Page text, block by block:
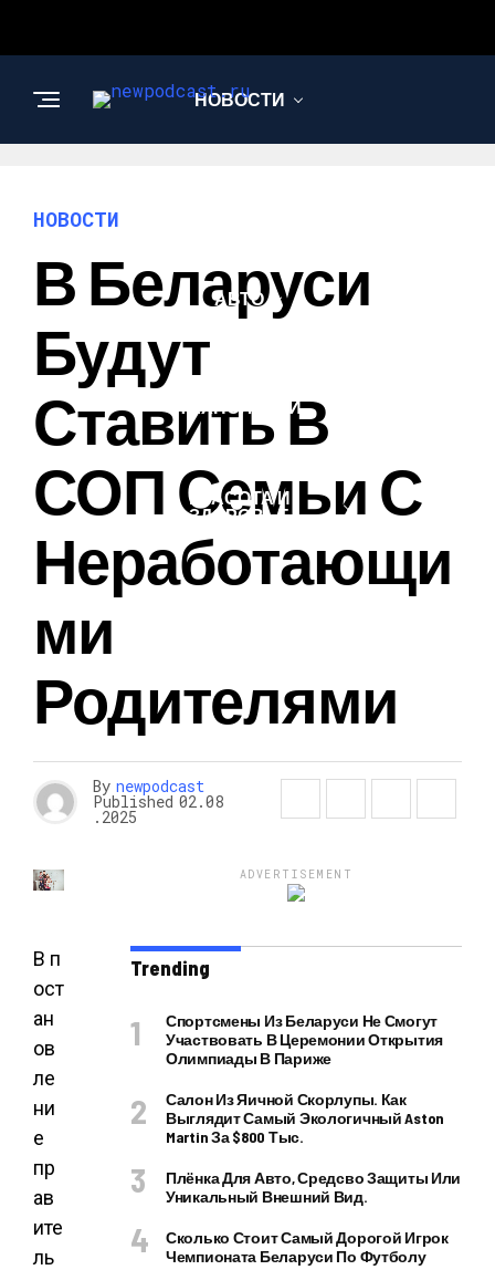
НОВОСТИ
АВТО
ТЕХНОЛОГИИ
КРАСОТА И
ЗДОРОВЬЕ
НОВОСТИ
В Беларуси
Будут
Ставить В
СОП Семьи С
Неработающи
Ми
Родителями
By newpodcast
Published 02.08
.2025
В п
ост
ан
ов
ле
ни
е
пр
ав
ите
ль
ADVERTISEMENT
Trending
Спортсмены Из Беларуси Не Смогут
Участвовать В Церемонии Открытия
Олимпиады В Париже
Салон Из Яичной Скорлупы. Как
Выглядит Самый Экологичный Aston
Martin За $800 Тыс.
Плёнка Для Авто, Средсво Защиты Или
Уникальный Внешний Вид.
Сколько Стоит Самый Дорогой Игрок
Чемпионата Беларуси По Футболу